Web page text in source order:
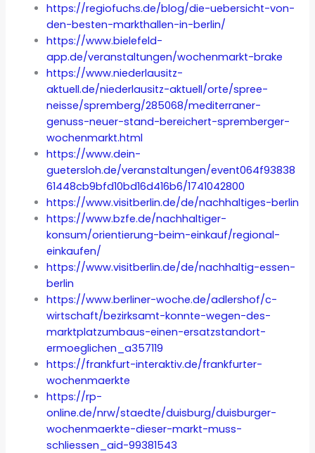
https://regiofuchs.de/blog/die-uebersicht-von-
den-besten-markthallen-in-berlin/
https://www.bielefeld-
app.de/veranstaltungen/wochenmarkt-brake
https://www.niederlausitz-
aktuell.de/niederlausitz-aktuell/orte/spree-
neisse/spremberg/285068/mediterraner-
genuss-neuer-stand-bereichert-spremberger-
wochenmarkt.html
https://www.dein-
guetersloh.de/veranstaltungen/event064f93838
61448cb9bfd10bd16d416b6/1741042800
https://www.visitberlin.de/de/nachhaltiges-berlin
https://www.bzfe.de/nachhaltiger-
konsum/orientierung-beim-einkauf/regional-
einkaufen/
https://www.visitberlin.de/de/nachhaltig-essen-
berlin
https://www.berliner-woche.de/adlershof/c-
wirtschaft/bezirksamt-konnte-wegen-des-
marktplatzumbaus-einen-ersatzstandort-
ermoeglichen_a357119
https://frankfurt-interaktiv.de/frankfurter-
wochenmaerkte
https://rp-
online.de/nrw/staedte/duisburg/duisburger-
wochenmaerkte-dieser-markt-muss-
schliessen_aid-99381543